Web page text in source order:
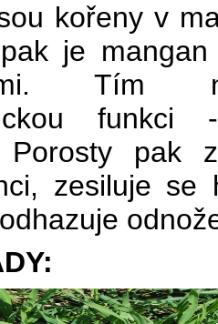
kořeny v
je
Tím
funkci
Porosty pak
zesiluje se